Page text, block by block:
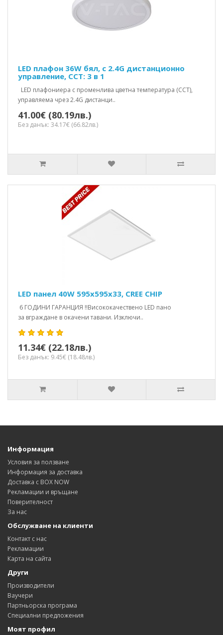
LED плафон 36W бял, с 2.4G дистанционно
управление, CCT: 3 в 1
LED плафониера с променлива цветна температура (CCT),
управляема чрез 2.4G дистанци..
41.00€ (80.19лв.)
Без данък: 34.17€ (66.82лв.)
LED панел 40W 595x595x33, CREE CHIP
6 ГОДИНИ ГАРАНЦИЯ !!Висококачествено LED пано
за вграждане в окачени тавани. Изключи..
11.34€ (22.18лв.)
Без данък: 9.45€ (18.48лв.)
Информация
Условия за ползване
Информация за доставка
Доставка с BOX NOW
Рекламации и връщане
Поверителност
За нас
Обслужване на клиенти
Контакт с нас
Рекламации
Карта на сайта
Други
Производители
Ваучери
Партньорска програма
Специални предложения
Моят профил